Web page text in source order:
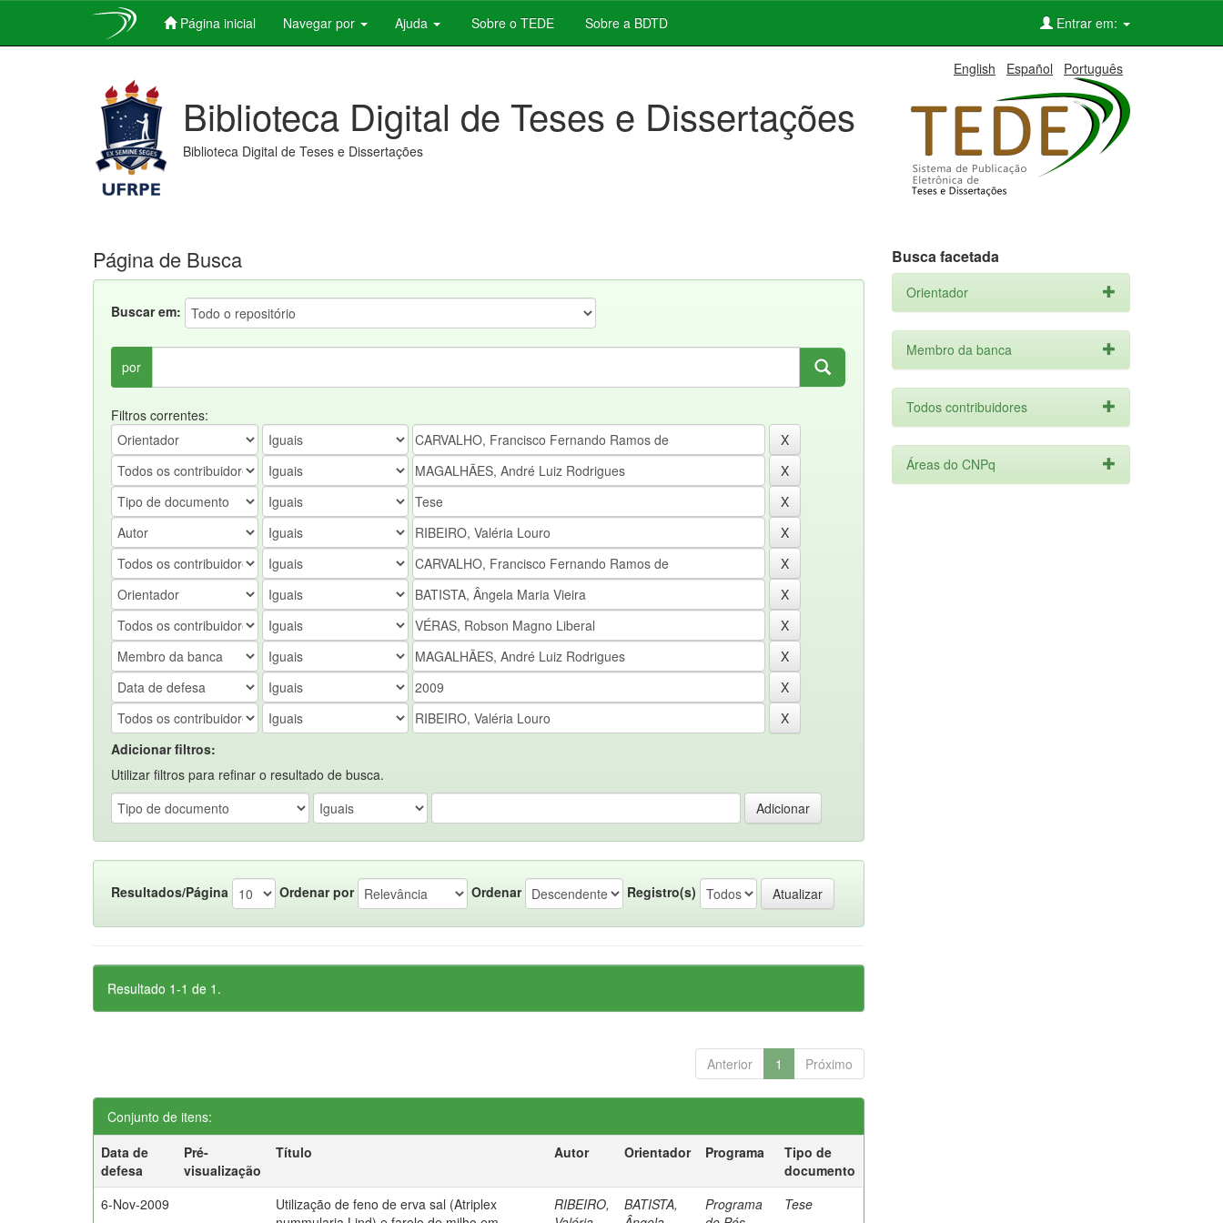
Página inicial Navegar por Ajuda Sobre o TEDE Sobre a BDTD Entrar em:
English Español Português
Biblioteca Digital de Teses e Dissertações
Biblioteca Digital de Teses e Dissertações
Página de Busca
Buscar em:
por
Filtros correntes:
Adicionar filtros:
Utilizar filtros para refinar o resultado de busca.
Resultados/Página Ordenar por Ordenar Registro(s)
Resultado 1-1 de 1.
Anterior 1 Próximo
Conjunto de itens:
Data de
defesa
Pré-
visualização
Título Autor Orientador Programa
Tipo de
documento
6-Nov-2009
Utilização de feno de erva sal (Atriplex
RIBEIRO,
BATISTA,
Programa
Tese
Busca facetada
Orientador
Membro da banca
Todos contribuidores
Áreas do CNPq